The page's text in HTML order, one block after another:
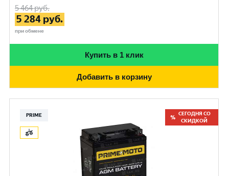
5 464руб.
5 284 руб.
при обмене
Купить в 1 клик
Добавить в корзину
PRIME
СЕГОДНЯ СО
СКИДКОЙ